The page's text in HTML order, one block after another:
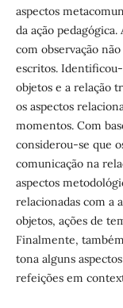
aspectos
da ação
com observação
escritos.
objetos e a relação
os aspectos
momentos. Com
considerou-se que
comunicação na
aspectos
relacionadas com a
objetos, ações de
Finalmente,
tona alguns
refeições em